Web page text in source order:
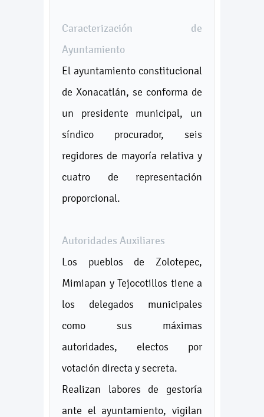
Caracterización de
Ayuntamiento
El ayuntamiento constitucional
de Xonacatlán, se conforma de
un presidente municipal, un
síndico procurador, seis
regidores de mayoría relativa y
cuatro de representación
proporcional.
Autoridades Auxiliares
Los pueblos de Zolotepec,
Mimiapan y Tejocotillos tiene a
los delegados municipales
como sus máximas
autoridades, electos por
votación directa y secreta.
Realizan labores de gestoría
ante el ayuntamiento, vigilan